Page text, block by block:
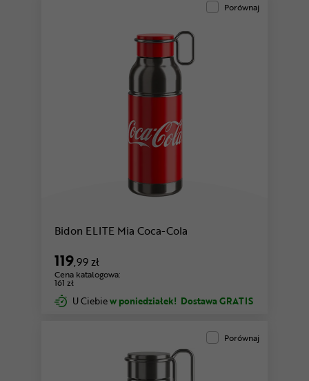
Porównaj
Bidon ELITE Mia Coca-Cola
119,99 zł
Cena katalogowa:
161 zł
U Ciebiew poniedziałek! Dostawa GRATIS
Porównaj